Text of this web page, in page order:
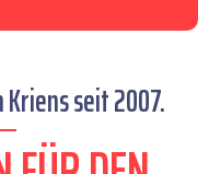
seit 2007.